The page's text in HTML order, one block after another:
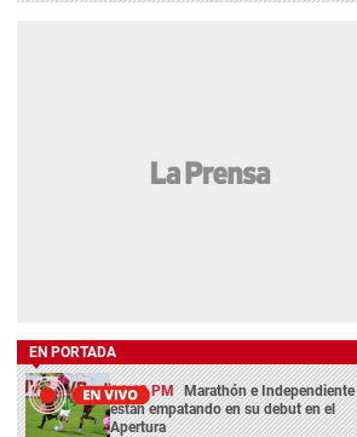
EN PORTADA
14:43 PM Marathón e Independiente
están empatando en su debut en el
Apertura